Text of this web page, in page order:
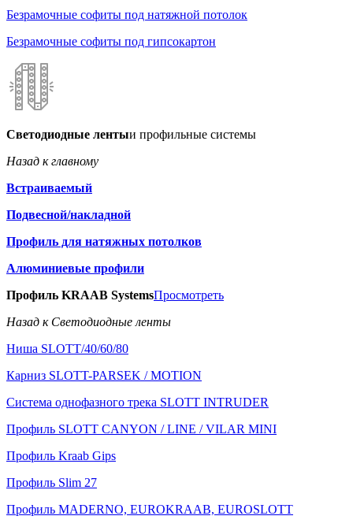
Безрамочные софиты под натяжной потолок
Безрамочные софиты под гипсокартон
Светодиодные лентыи профильные системы
Назад к главному
Встраиваемый
Подвесной/накладной
Профиль для натяжных потолков
Алюминиевые профили
Профиль KRAAB SystemsПросмотреть
Назад к Светодиодные ленты
Ниша SLOTT/40/60/80
Карниз SLOTT-PARSEK / MOTION
Система однофазного трека SLOTT INTRUDER
Профиль SLOTT CANYON / LINE / VILAR MINI
Профиль Kraab Gips
Профиль Slim 27
Профиль MADERNO, EUROKRAAB, EUROSLOTT